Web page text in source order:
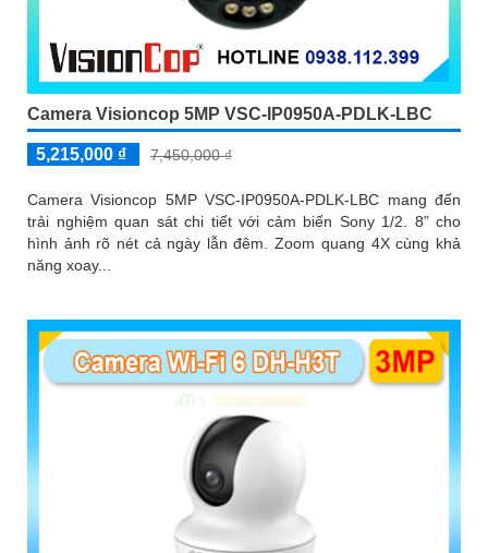
Camera Visioncop 5MP VSC-IP0950A-PDLK-LBC
5,215,000 ₫ 7,450,000 ₫
Camera Visioncop 5MP VSC-IP0950A-PDLK-LBC mang đến
trải nghiệm quan sát chi tiết với cảm biến Sony 1/2. 8” cho
hình ảnh rõ nét cả ngày lẫn đêm. Zoom quang 4X cùng khả
năng xoay...